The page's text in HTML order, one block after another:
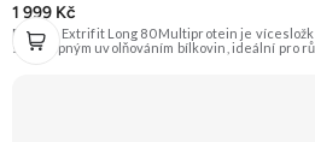
1 999 Kč
Protein Extrifit Long 80 Multiprotein je
s postupným uvolňováním bílkovin, ideální pro